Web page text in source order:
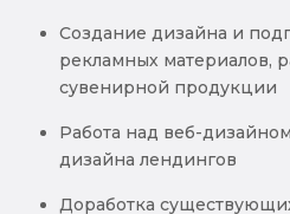
Создание дизайна и
рекламных материалов,
сувенирной продукции
Работа над веб-
дизайна лендингов
Доработка